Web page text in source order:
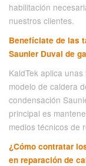
habilitación
nuestros clientes.
Benefíciate de las
Saunier Duval de
KaldTek aplica
modelo de caldera
condensación
principal es
medios técnicos de
¿Cómo contratar
en reparación de